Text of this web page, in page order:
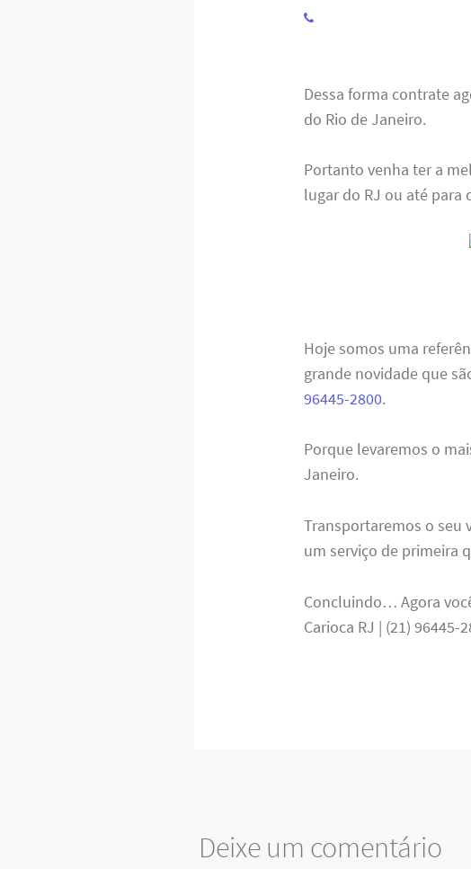
Dessa forma contrate
do Rio de Janeiro.
Portanto venha ter a
lugar do RJ ou até para
Hoje somos uma
grande novidade que
96445-2800.
Porque levaremos o
Janeiro.
Transportaremos o seu
um serviço de primeira
Concluindo… Agora
Carioca RJ | (21)
Deixe um comentário